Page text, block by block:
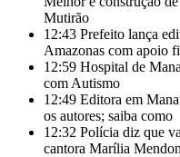
Mutirão
12:43 Prefeito lança
Amazonas com apoio
12:59 Hospital de
com Autismo
12:49 Editora em
os autores; saiba como
12:32 Polícia diz que
cantora Marília